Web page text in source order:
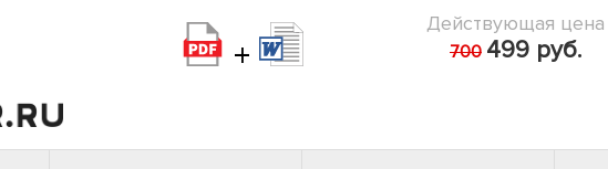
+
Действующая цена
700 499 руб.